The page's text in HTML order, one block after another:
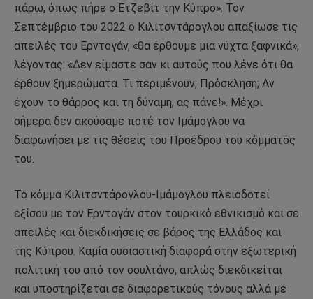
πάρω, όπως πήρε ο Ετζεβίτ την Κύπρο». Τον
Σεπτέμβριο του 2022 ο Κιλιτσντάρογλου απαξίωσε τις
απειλές του Ερντογάν, «θα έρθουμε μια νύχτα ξαφνικά»,
λέγοντας: «Δεν είμαστε σαν κι αυτούς που λένε ότι θα
έρθουν ξημερώματα. Τι περιμένουν; Πρόσκληση; Αν
έχουν το θάρρος και τη δύναμη, ας πάνε!». Μέχρι
σήμερα δεν ακούσαμε ποτέ τον Ιμάμογλου να
διαφωνήσει με τις θέσεις του Προέδρου του κόμματός
του.
Το κόμμα Κιλιτσντάρογλου-Ιμάμογλου πλειοδοτεί
εξίσου με τον Ερντογάν στον τουρκικό εθνικισμό και σε
απειλές και διεκδικήσεις σε βάρος της Ελλάδος και
της Κύπρου. Καμία ουσιαστική διαφορά στην εξωτερική
πολιτική του από τον σουλτάνο, απλώς διεκδικείται
και υποστηρίζεται σε διαφορετικούς τόνους αλλά με